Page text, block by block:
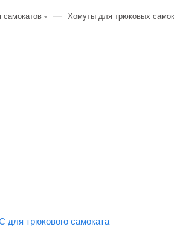
самокатов — Хомуты для трюковых